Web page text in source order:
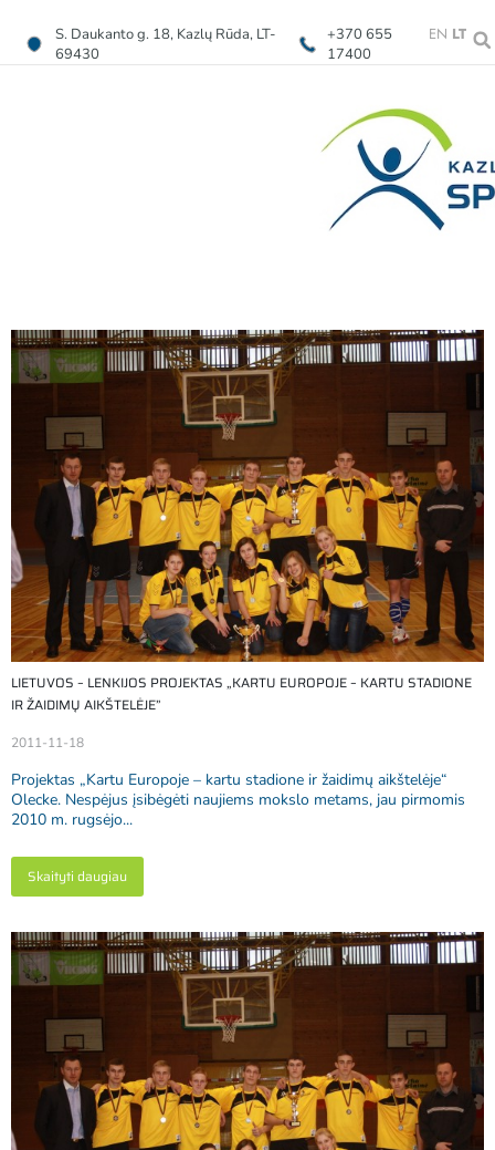
S. Daukanto g. 18, Kazlų Rūda, LT-
69430
+370 655
17400
EN LT
LIETUVOS – LENKIJOS PROJEKTAS „KARTU EUROPOJE – KARTU STADIONE
IR ŽAIDIMŲ AIKŠTELĖJE”
2011-11-18
Projektas „Kartu Europoje – kartu stadione ir žaidimų aikštelėje“
Olecke. Nespėjus įsibėgėti naujiems mokslo metams, jau pirmomis
2010 m. rugsėjo...
Skaityti daugiau